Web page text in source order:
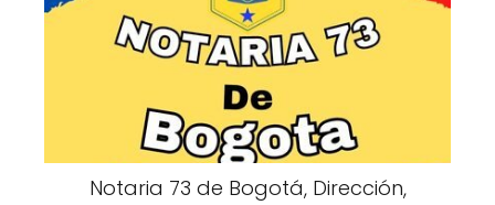
Notaria 73 de Bogotá, Dirección,